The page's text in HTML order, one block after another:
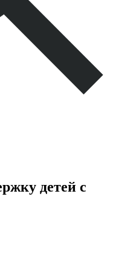
детей с